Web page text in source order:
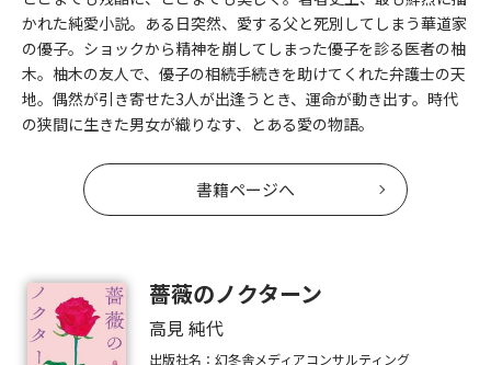
かれた純愛小説。ある日突然、愛する父と死別してしまう華道家
の優子。ショックから精神を崩してしまった優子を診る医者の柚
木。柚木の友人で、優子の相続手続きを助けてくれた弁護士の天
地。偶然が引き寄せた3人が出逢うとき、運命が動き出す。時代
の狭間に生きた男女が織りなす、とある愛の物語。
書籍ページへ
薔薇のノクターン
高見 純代
出版社名：幻冬舎メディアコンサルティング